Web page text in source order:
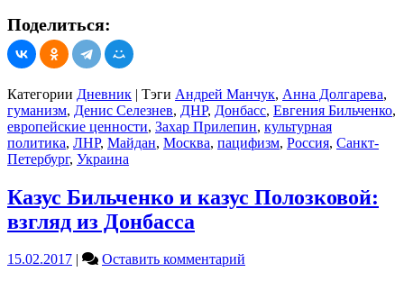
Поделиться:
Категории Дневник | Тэги Андрей Манчук, Анна Долгарева,
гуманизм, Денис Селезнев, ДНР, Донбасс, Евгения Бильченко,
европейские ценности, Захар Прилепин, культурная
политика, ЛНР, Майдан, Москва, пацифизм, Россия, Санкт-
Петербург, Украина
Казус Бильченко и казус Полозковой:
взгляд из Донбасса
15.02.2017 | Оставить комментарий